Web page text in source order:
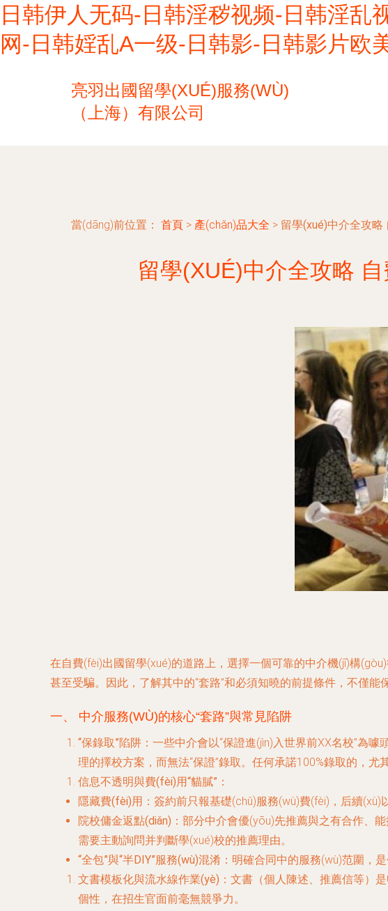
日韩伊人无码-日韩淫秽视频-日韩淫
网-日韩婬乱A一级-日韩影-日韩影片欧
亮羽出國留學(XUÉ)服務(WÙ)
（上海）有限公司
當(dāng)前位置： 首頁 > 產(chǎn)品大全 > 留學(xué)中介全攻略
留學(XUÉ)中介全攻略
在自費(fèi)出國留學(xué)的道路上，選擇一個可靠的中介機(jī)構
甚至受騙。因此，了解其中的“套路”和必須知曉的前提條件，不僅能
一、 中介服務(WÙ)的核心“套路”與常見陷阱
“保錄取”陷阱 ：一些中介會以“保證進(jìn)入世界前XX名校”為
理的擇校方案，而無法“保證”錄取。任何承諾100%錄取的，
信息不透明與費(fèi)用“貓膩” ：
隱藏費(fèi)用 ：簽約前只報基礎(chǔ)服務(wù)費(fèi)，后續(xù)
院校傭金返點(diǎn) ：部分中介會優(yōu)先推薦與之有合作、
需要主動詢問并判斷學(xué)校的推薦理由。
“全包”與“半DIY”服務(wù)混淆 ：明確合同中的服務(wù)范圍，
文書模板化與流水線作業(yè) ：文書（個人陳述、推薦信等）
個性，在招生官面前毫無競爭力。